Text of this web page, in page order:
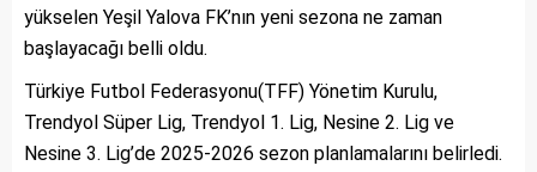
yükselen Yeşil Yalova FK’nın yeni sezona ne zaman
başlayacağı belli oldu.
Türkiye Futbol Federasyonu(TFF) Yönetim Kurulu,
Trendyol Süper Lig, Trendyol 1. Lig, Nesine 2. Lig ve
Nesine 3. Lig’de 2025-2026 sezon planlamalarını belirledi.